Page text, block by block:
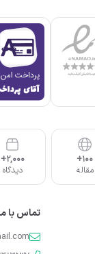
100+
مقاله
2,000+
دیدگاه
تماس با